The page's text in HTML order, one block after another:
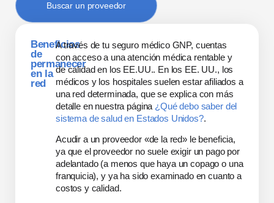
Buscar un proveedor
Beneficios
de
permanecer
en la
red
A través de tu seguro médico GNP, cuentas
con acceso a una atención médica rentable y
de calidad en los EE.UU.. En los EE. UU., los
médicos y los hospitales suelen estar afiliados a
una red determinada, que se explica con más
detalle en nuestra página ¿Qué debo saber del
sistema de salud en Estados Unidos?.
Acudir a un proveedor «de la red» le beneficia,
ya que el proveedor no suele exigir un pago por
adelantado (a menos que haya un copago o una
franquicia), y ya ha sido examinado en cuanto a
costos y calidad.